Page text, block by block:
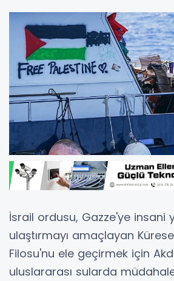
İsrail ordusu, Gazze'ye insani
ulaştırmayı amaçlayan
Filosu'nu ele geçirmek için
uluslararası sularda